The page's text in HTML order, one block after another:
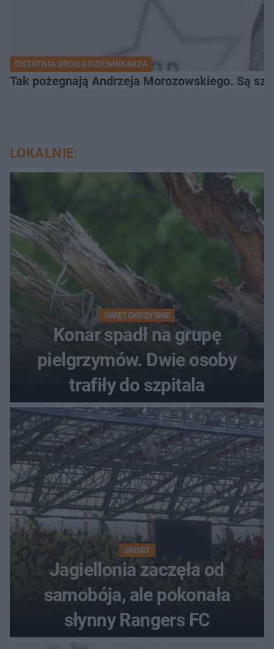
OSTATNIA DROGA DZIENNIKARZA
Tak pożegnają Andrzeja Morozowskiego. Są
LOKALNIE:
ŚWIĘTOKRZYSKIE
Konar spadł na grupę
pielgrzymów. Dwie osoby
trafiły do szpitala
SPORT
Jagiellonia zaczęła od
samobója, ale pokonała
słynny Rangers FC